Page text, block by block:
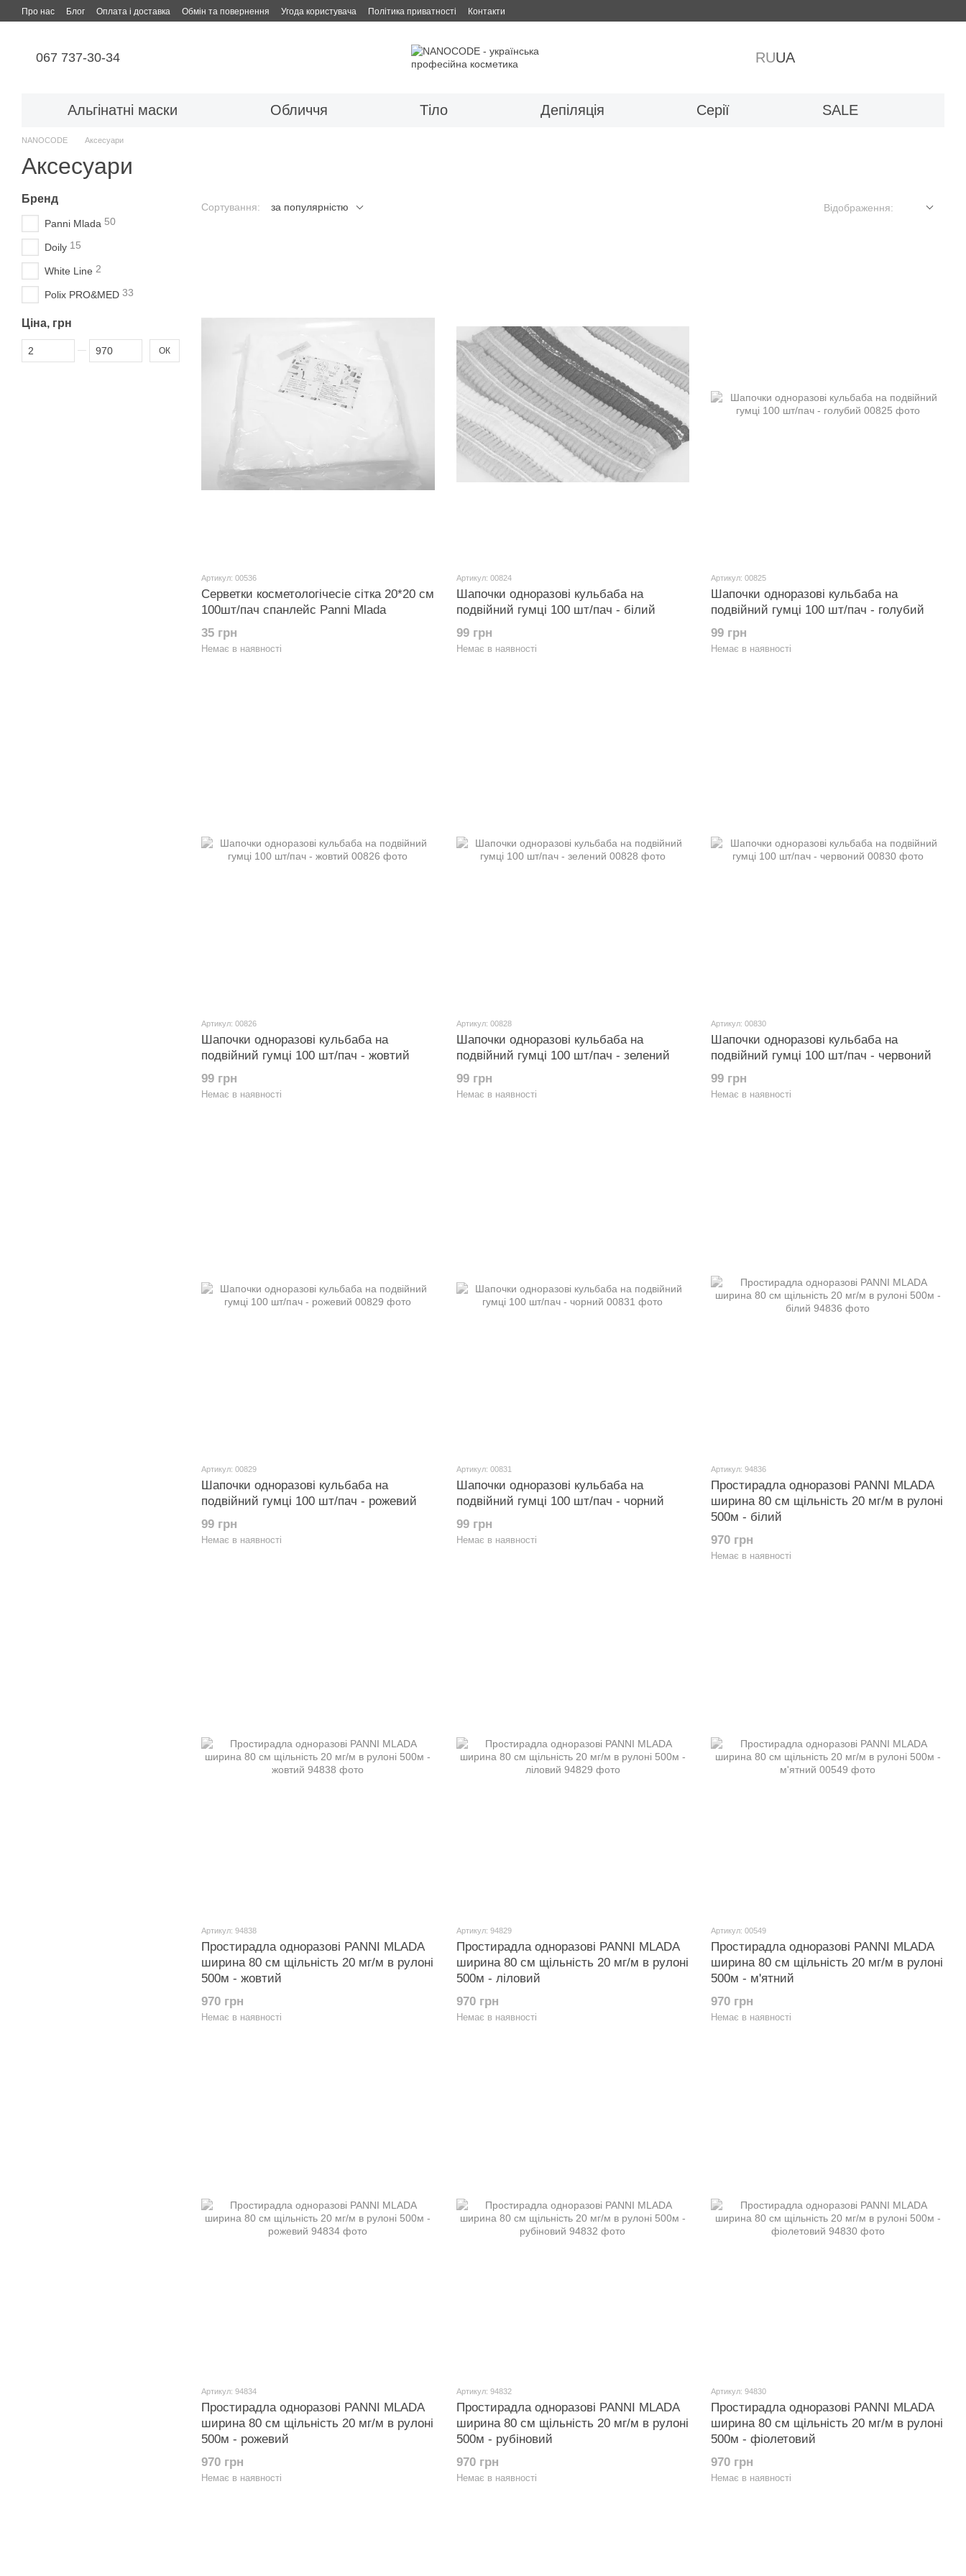
Перейти до основного контенту
Про нас Блог Оплата і доставка Обмін та повернення Угода користувача Політика приватності Контакти
067 737-30-34 RUUA
Альгінатні маски Обличчя Тіло Депіляція Серії SALE
NANOCODE Аксесуари
Аксесуари
Сортування: за популярністю Відображення:
Артикул: 00536
Серветки косметологічесіе сітка 20*20 см
100шт/пач спанлейс Panni Mlada
35 грн
Немає в наявності
Артикул: 00824
Шапочки одноразові кульбаба на
подвійний гумці 100 шт/пач - білий
99 грн
Немає в наявності
Артикул: 00825
Шапочки одноразові кульбаба на
подвійний гумці 100 шт/пач - голубий
99 грн
Немає в наявності
Артикул: 00826
Шапочки одноразові кульбаба на
подвійний гумці 100 шт/пач - жовтий
99 грн
Немає в наявності
Артикул: 00828
Шапочки одноразові кульбаба на
подвійний гумці 100 шт/пач - зелений
99 грн
Немає в наявності
Артикул: 00830
Шапочки одноразові кульбаба на
подвійний гумці 100 шт/пач - червоний
99 грн
Немає в наявності
Артикул: 00829
Шапочки одноразові кульбаба на
подвійний гумці 100 шт/пач - рожевий
99 грн
Немає в наявності
Артикул: 00831
Шапочки одноразові кульбаба на
подвійний гумці 100 шт/пач - чорний
99 грн
Немає в наявності
Артикул: 94836
Простирадла одноразові PANNI MLADA
ширина 80 см щільність 20 мг/м в рулоні
500м - білий
970 грн
Немає в наявності
Артикул: 94838
Простирадла одноразові PANNI MLADA
ширина 80 см щільність 20 мг/м в рулоні
500м - жовтий
970 грн
Немає в наявності
Артикул: 94829
Простирадла одноразові PANNI MLADA
ширина 80 см щільність 20 мг/м в рулоні
500м - ліловий
970 грн
Немає в наявності
Артикул: 00549
Простирадла одноразові PANNI MLADA
ширина 80 см щільність 20 мг/м в рулоні
500м - м'ятний
970 грн
Немає в наявності
Артикул: 94834
Простирадла одноразові PANNI MLADA
ширина 80 см щільність 20 мг/м в рулоні
500м - рожевий
970 грн
Немає в наявності
Артикул: 94832
Простирадла одноразові PANNI MLADA
ширина 80 см щільність 20 мг/м в рулоні
500м - рубіновий
970 грн
Немає в наявності
Артикул: 94830
Простирадла одноразові PANNI MLADA
ширина 80 см щільність 20 мг/м в рулоні
500м - фіолетовий
970 грн
Немає в наявності
Бренд
Panni Mlada 50
Doily 15
White Line 2
Polix PRO&MED 33
Ціна, грн
Від Ціна, грн
До Ціна, грн ОК